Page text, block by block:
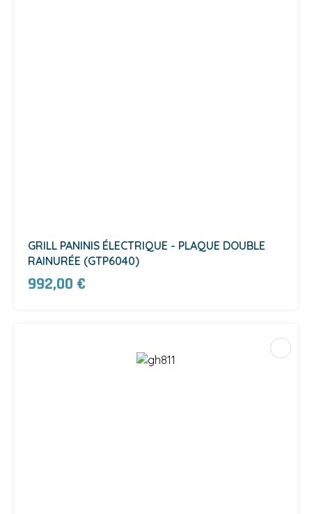
GRILL PANINIS ÉLECTRIQUE - PLAQUE DOUBLE
RAINURÉE (GTP6040)
992,00 €